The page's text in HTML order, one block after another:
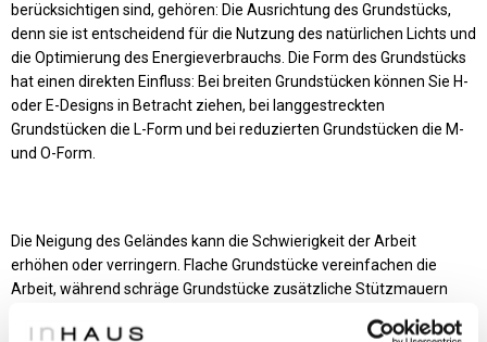
berücksichtigen sind, gehören: Die Ausrichtung des Grundstücks,
denn sie ist entscheidend für die Nutzung des natürlichen Lichts und
die Optimierung des Energieverbrauchs. Die Form des Grundstücks
hat einen direkten Einfluss: Bei breiten Grundstücken können Sie H-
oder E-Designs in Betracht ziehen, bei langgestreckten
Grundstücken die L-Form und bei reduzierten Grundstücken die M-
und O-Form.
Die Neigung des Geländes kann die Schwierigkeit der Arbeit
erhöhen oder verringern. Flache Grundstücke vereinfachen die
Arbeit, während schräge Grundstücke zusätzliche Stützmauern